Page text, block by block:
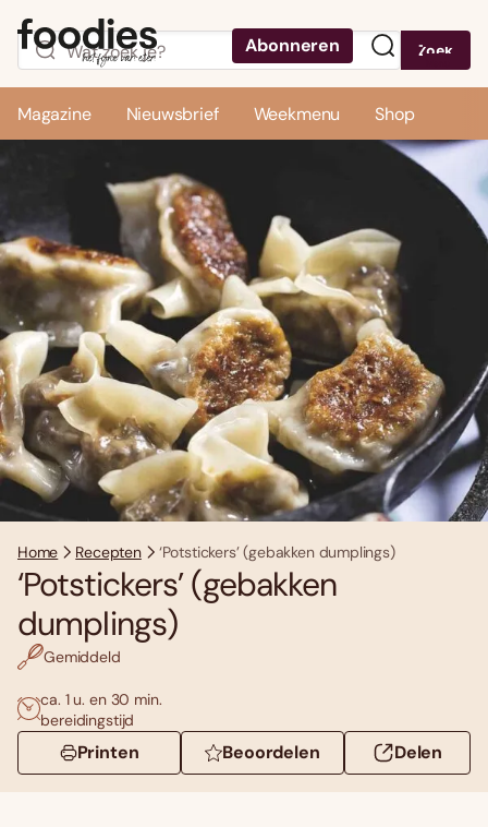
Abonneren Zoek
Magazine Nieuwsbrief Weekmenu Shop
Home Recepten ‘Potstickers’ (gebakken dumplings)
‘Potstickers’ (gebakken
dumplings)
Gemiddeld
ca. 1 u. en 30 min.
bereidingstijd
Printen Beoordelen Delen